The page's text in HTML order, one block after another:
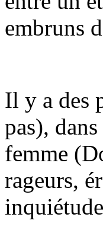
embruns
Il y a des
pas),
femme
rageurs,